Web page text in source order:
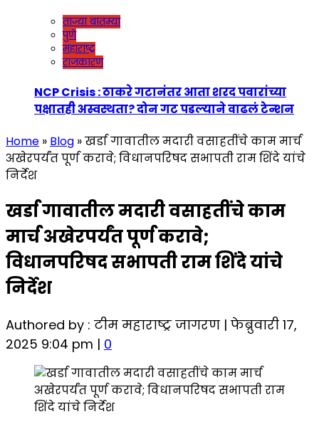
ताज्या बातम्या
पुणे
महाराष्ट्र
राजकारण
NCP Crisis : ठाकरे गटानंतर आता शरद पवारांच्या
पक्षातही अस्वस्थता? दोन गट पडल्याने वाढलं टेन्शन
Home » Blog »खर्डा गावातील मदारी वसाहतींचे काम मार्च
अखेरपर्यंत पूर्ण करावे; विधानपरिषद सभापती राम शिंदे यांचे
निर्देश
खर्डा गावातील मदारी वसाहतींचे काम
मार्च अखेरपर्यंत पूर्ण करावे;
विधानपरिषद सभापती राम शिंदे यांचे
निर्देश
Authored by : टीम महाराष्ट्र जागरण | फेब्रुवारी 17,
2025 9:04 pm | 0